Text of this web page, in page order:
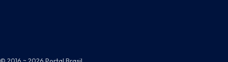
© 2016 ~ 2026 Portal Brasil